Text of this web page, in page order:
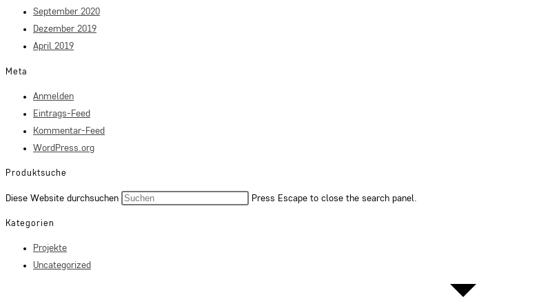
September 2020
Dezember 2019
April 2019
Meta
Anmelden
Eintrags-Feed
Kommentar-Feed
WordPress.org
Produktsuche
Diese Website durchsuchen Press Escape to close the search panel.
Kategorien
Projekte
Uncategorized